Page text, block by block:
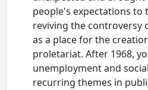
people's expectations to
reviving the controversy
as a place for the
proletariat. After 1968,
unemployment and
recurring themes in